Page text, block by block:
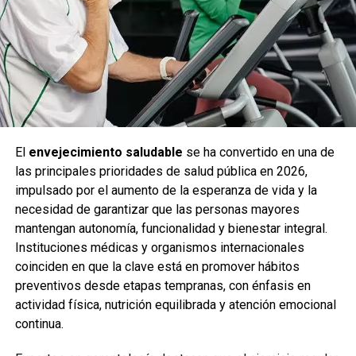
comunidades más seguras, solidarias y con mejores
oportunidades de desarrollo.
Fuente: 5to Poder Agencia de Noticias
El envejecimiento saludable se ha convertido en una de
las principales prioridades de salud pública en 2026,
impulsado por el aumento de la esperanza de vida y la
necesidad de garantizar que las personas mayores
mantengan autonomía, funcionalidad y bienestar integral.
Instituciones médicas y organismos internacionales
coinciden en que la clave está en promover hábitos
preventivos desde etapas tempranas, con énfasis en
actividad física, nutrición equilibrada y atención emocional
continua.